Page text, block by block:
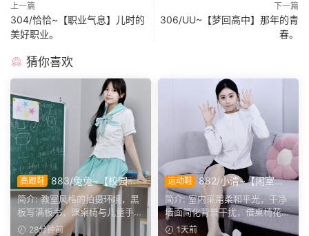
上一篇
304/恰恰~【职业气息】儿时的
美好职业。
下一篇
306/UU~【梦回高中】那年的青
春。
猜你喜欢
高跟鞋 883/兔兔~【校园清
欢】黑板课桌椅为伴，水手服
演绎烂漫青春光景。
简介: 教室风格的拍摄环境，黑
板写满板书，课桌椅与儿童手绘
作品烘托校园氛围。兔...
28分钟前
运动鞋
882/小清~【闲室倩
影】素室柔光映穿搭，多样姿
态演绎清爽休闲格调。
简介: 室内采用柔和平光，干净
墙面简化背景干扰，借桌椅花艺
丰富画面层次。兼顾全...
1天前